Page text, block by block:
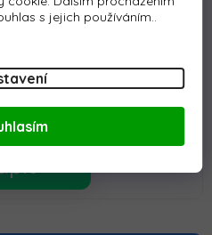
s jejich používáním..
servis)
Kč